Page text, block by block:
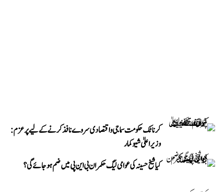
کرناٹک حکومت سماجی و اقتصادی سروے نافذ کرنے کے لیے پرعزم:
وزیر اعلیٰ شیوکمار
کیا شیخ حسینہ کی عوامی لیگ حکمران بی این پی میں ضم ہو جائے گی؟